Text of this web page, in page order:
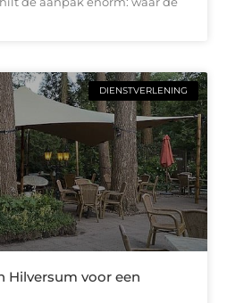
DIENSTVERLENING
Hilversum voor een